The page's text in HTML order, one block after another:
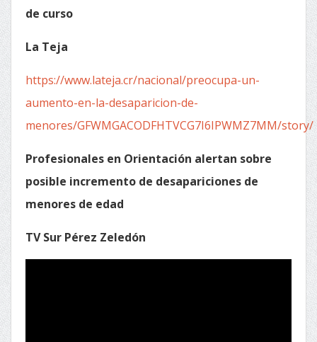
de curso
La Teja
https://www.lateja.cr/nacional/preocupa-un-
aumento-en-la-desaparicion-de-
menores/GFWMGACODFHTVCG7I6IPWMZ7MM/story/
Profesionales en Orientación alertan sobre
posible incremento de desapariciones de
menores de edad
TV Sur Pérez Zeledón